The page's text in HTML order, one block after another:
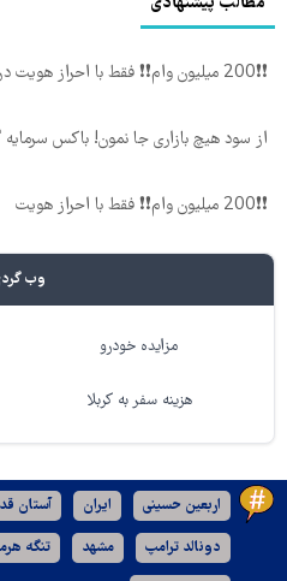
❗❗200 میلیون وام❗❗ فقط با احراز هویت در آبان تتر
از سود هیچ بازاری جا نمون! باکس سرمایه
❗❗200 میلیون وام❗❗ فقط با احراز هویت
وب
مزایده خودرو
هزینه سفر به کربلا
اربعین حسینی ایران آستان
دونالد ترامپ مشهد تنگه